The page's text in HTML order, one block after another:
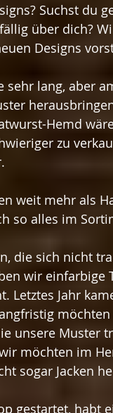
Suchst du
über dich?
Designs
lang, aber
Hemd
zu
weit mehr als
so alles im
die sich nicht
wir
Letztes Jahr
unsere Muster
möchten im
sogar Jacken
gestartet, habt